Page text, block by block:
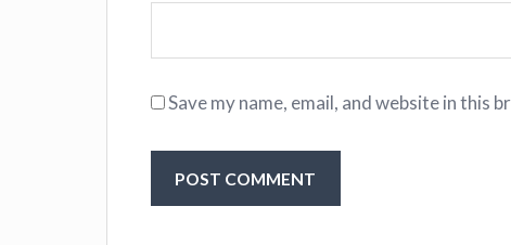
Save my name, email, and website in this